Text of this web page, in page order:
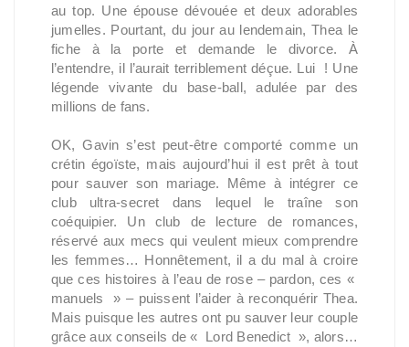
au top. Une épouse dévouée et deux adorables
jumelles. Pourtant, du jour au lendemain, Thea le
fiche à la porte et demande le divorce. À
l’entendre, il l’aurait terriblement déçue. Lui ! Une
légende vivante du base-ball, adulée par des
millions de fans.
OK, Gavin s’est peut-être comporté comme un
crétin égoïste, mais aujourd’hui il est prêt à tout
pour sauver son mariage. Même à intégrer ce
club ultra-secret dans lequel le traîne son
coéquipier. Un club de lecture de romances,
réservé aux mecs qui veulent mieux comprendre
les femmes… Honnêtement, il a du mal à croire
que ces histoires à l’eau de rose – pardon, ces «
manuels » – puissent l’aider à reconquérir Thea.
Mais puisque les autres ont pu sauver leur couple
grâce aux conseils de « Lord Benedict », alors…